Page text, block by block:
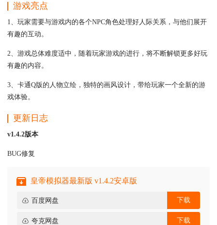
游戏亮点
1、玩家需要与游戏内的各个NPC角色处理好人际关系，与他们展开
有趣的互动。
2、游戏总体难度适中，随着玩家游戏的进行，将不断解锁更多好玩
有趣的内容。
3、卡通Q版的人物立绘，独特的画风设计，带给玩家一个全新的游
戏体验。
更新日志
v1.4.2版本
BUG修复
皇帝模拟器最新版 v1.4.2安卓版
百度网盘 下载
夸克网盘 下载